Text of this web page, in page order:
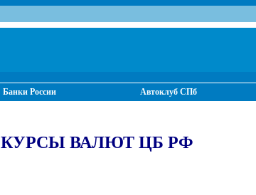
Банки России Автоклуб СПб
КУРСЫ ВАЛЮТ ЦБ РФ